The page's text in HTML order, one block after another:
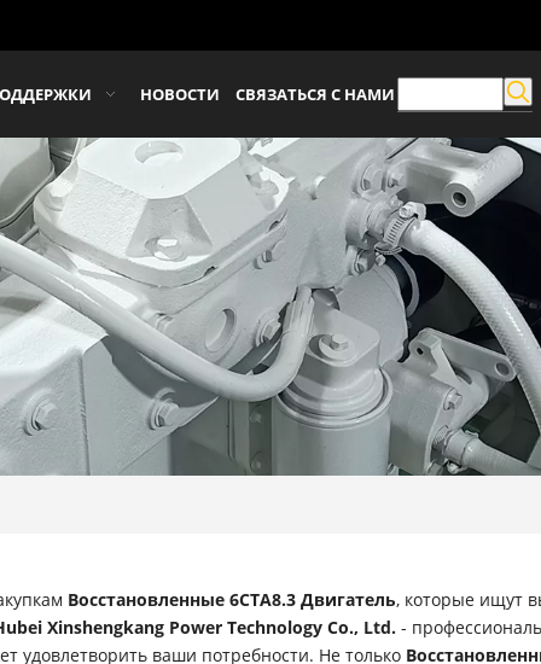
НОВОСТИ СВЯЗАТЬСЯ С НАМИ
Восстановленные 6CTA8.3 Двигатель, которые ищут
Xinshengkang Power Technology Co., Ltd. -
удовлетворить ваши потребности. Не только